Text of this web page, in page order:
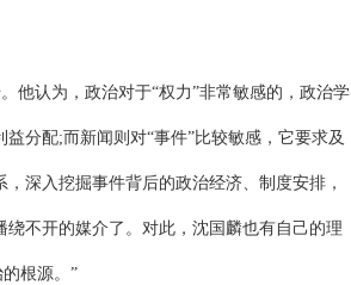
他认为，政治对于“权力”非常敏感的，政治学
益分配;而新闻则对“事件”比较敏感，它要求及
深入挖掘事件背后的政治经济、制度安排，
不开的媒介了。对此，沈国麟也有自己的理
根源。 ”